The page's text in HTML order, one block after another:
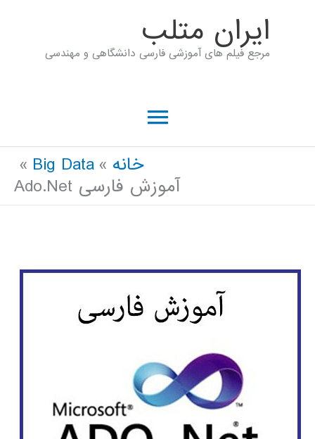
ايران متلب
مرجع فیلم های آموزشی فارسی دانشگاهی و مهندسی
فهرست
اصلی
خانه
Big Data
آموزش فارسی Ado.Net